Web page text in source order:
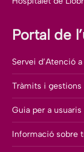
Portal de
Servei d’Atenció a
Tràmits i gestions
Guia per a
Informació sobre